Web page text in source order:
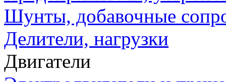
Шунты, добавочные
Делители, нагрузки
Двигатели